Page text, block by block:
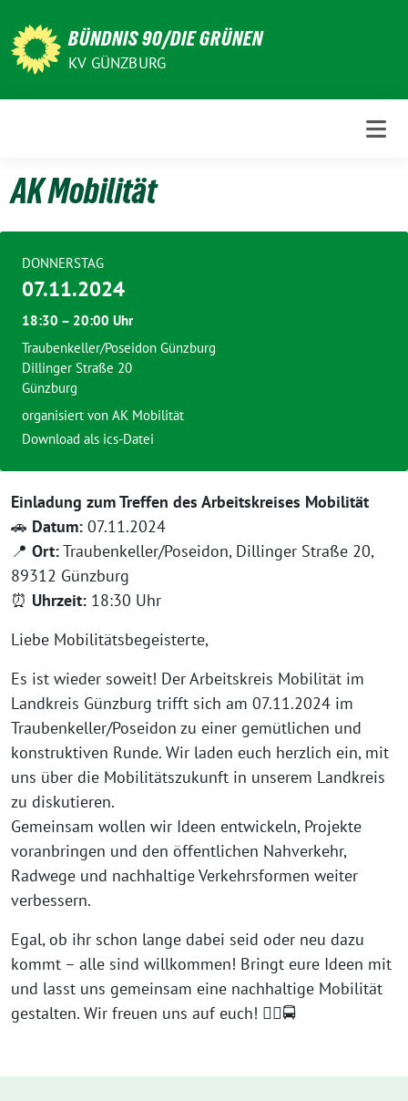
zum
Inhalt
BÜNDNIS 90/DIE GRÜNEN
KV GÜNZBURG
AK Mobilität
Einladung zum Treffen des Arbeitskreises Mobilität
🚗 Datum: 07.11.2024
📍 Ort:Traubenkeller/Poseidon, Dillinger Straße 20,
89312 Günzburg
⏰ Uhrzeit: 18:30 Uhr
Liebe Mobilitätsbegeisterte,
Es ist wieder soweit! Der Arbeitskreis Mobilität im
Landkreis Günzburg trifft sich am 07.11.2024 im
Traubenkeller/Poseidon zu einer gemütlichen und
konstruktiven Runde. Wir laden euch herzlich ein, mit
uns über die Mobilitätszukunft in unserem Landkreis
zu diskutieren.
Gemeinsam wollen wir Ideen entwickeln, Projekte
voranbringen und den öffentlichen Nahverkehr,
Radwege und nachhaltige Verkehrsformen weiter
verbessern.
Egal, ob ihr schon lange dabei seid oder neu dazu
kommt – alle sind willkommen! Bringt eure Ideen mit
und lasst uns gemeinsam eine nachhaltige Mobilität
gestalten. Wir freuen uns auf euch! 🚴‍♂️🚍
DONNERSTAG
07.11.2024
18:30 – 20:00 Uhr
Traubenkeller/Poseidon Günzburg
Dillinger Straße 20
Günzburg
organisiert von AK Mobilität
Download als ics-Datei